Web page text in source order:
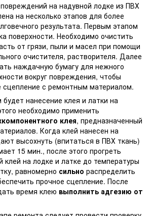
на надувной лодке из ПВХ
на несколько этапов для более
результата. Первым этапом
поверхности. Необходимо очистить
от грязи, пыли и масел при помощи
очистителя, растворителя. Далее
наждачную бумагу для нежного
вокруг повреждения, чтобы
сцепление с ремонтным материалом.
нанесение клея и латки на
необходимо применить
клея, предназначенный
Когда клей нанесен на
высохнуть (впитаться в ПВХ ткань)
15 мин., после этого прогреть
клей на лодке и латке до температуры
равномерно сильно распределить
прочное сцепление. После
время клею выполнить адгезию от